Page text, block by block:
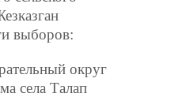
выборов:
округ
села Талап